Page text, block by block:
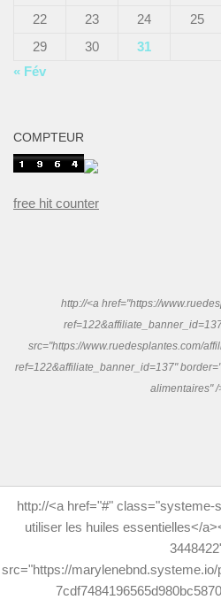
22
23 24 25
29
30
31
« Fév
COMPTEUR
free hit counter
http://<a href="https://
src="https://www.ruedesplantes.com/
ref=122&affiliate_banner_id=137"
alimentaires" /
http://<a href="#" class="systeme-
utiliser les huiles essentielles</
src="https://